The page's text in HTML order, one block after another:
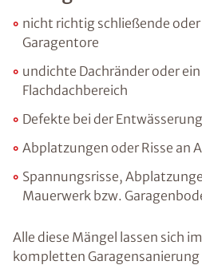
nicht richtig schließende
Garagentore
undichte Dachränder oder
Flachdachbereich
Defekte bei der Entwässerung
Abplatzungen oder Risse an
Spannungsrisse,
Mauerwerk bzw.
Alle diese Mängel lassen sich
kompletten Garagensanierung